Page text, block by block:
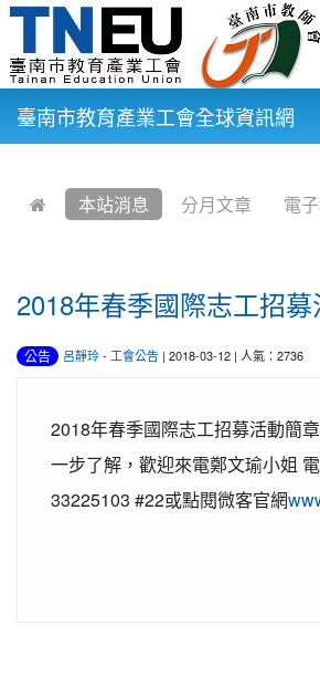
臺南市教育產業工會全球資訊網
本站消息 分月文章 電
2018年春季國際志工招
公告 呂靜玲- 工會公告 | 2018-03-12 | 人氣：2736
2018年春季國際志工招募活動簡
一步了解，歡迎來電鄭文瑜小姐
33225103 #22或點閱微客官網